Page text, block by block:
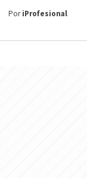
PoriProfesional